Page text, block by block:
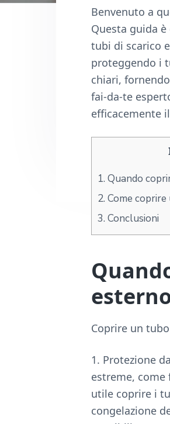
Benvenuto a
Questa guida
tubi di scarico
proteggendo i
chiari,
fai-da-te
efficacemente
1. Quando
2. Come
3. Conclusioni
Coprire un
1. Protezione
estreme,
utile coprire i
congelazione